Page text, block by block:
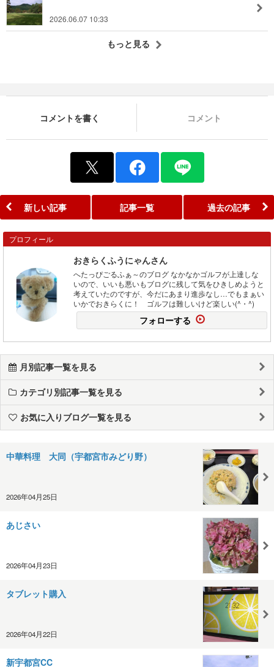
2026.06.07 10:33
もっと見る
コメントを書く コメント
新しい記事 記事一覧 過去の記事
プロフィール
おきらくふうにゃんさん
へたっぴごるふぁ～のブログ なかなかゴルフが上達しな
いので、いいも悪いもブログに残して気をひきしめようと
考えていたのですが、今だにあまり進歩なし…でもまぁい
いかでおきらくに！ ゴルフは難しいけど楽しい(^・^)
フォローする
月別記事一覧を見る
カテゴリ別記事一覧を見る
お気に入りブログ一覧を見る
中華料理 大同（宇都宮市みどり野）
2026年04月25日
あじさい
2026年04月23日
タブレット購入
2026年04月22日
新宇都宮CC